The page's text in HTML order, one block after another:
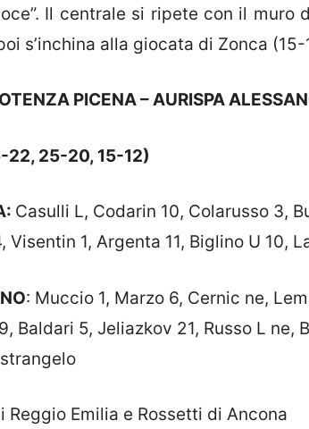
Il centrale si ripete con il muro
s’inchina alla giocata di Zonca (15-
PICENA – AURISPA
25-20, 15-12)
Casulli L, Codarin 10, Colarusso 3,
Visentin 1, Argenta 11, Biglino U 10,
: Muccio 1, Marzo 6, Cernic ne,
Baldari 5, Jeliazkov 21, Russo L ne,
Reggio Emilia e Rossetti di Ancona